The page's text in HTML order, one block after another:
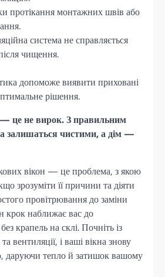
протікання монтажних швів або
система не справляється
чищення.
допоможе виявити приховані
рішення.
— це не вирок. З правильним
залишаться чистими, а дім —
вікон — це проблема, з якою
зрозуміти її причини та діяти
провітрювання до заміни
наближає вас до
крапель на склі. Почніть із
вентиляції, і ваші вікна знову
даруючи тепло й затишок вашому